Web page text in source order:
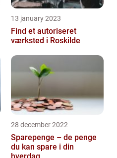
13 january 2023
Find et autoriseret
værksted i Roskilde
28 december 2022
Sparepenge – de penge
du kan spare i din